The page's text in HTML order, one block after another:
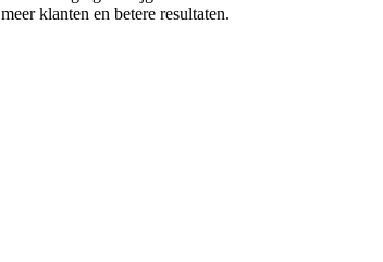
klanten en betere resultaten.